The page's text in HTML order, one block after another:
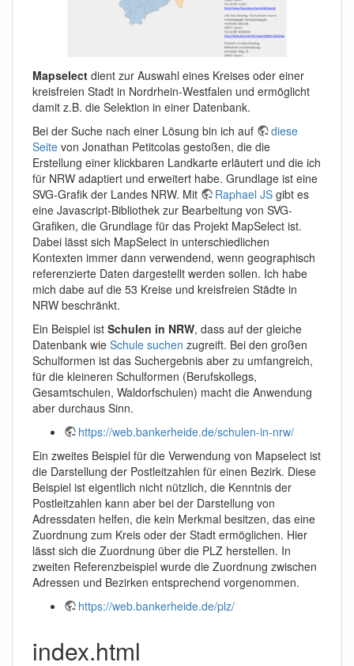
Mapselect dient zur Auswahl eines Kreises oder einer
kreisfreien Stadt in Nordrhein-Westfalen und ermöglicht
damit z.B. die Selektion in einer Datenbank.
Bei der Suche nach einer Lösung bin ich auf
diese
Seite von Jonathan Petitcolas gestoßen, die die
Erstellung einer klickbaren Landkarte erläutert und die ich
für NRW adaptiert und erweitert habe. Grundlage ist eine
SVG-Grafik der Landes NRW. Mit
Raphael JS gibt es
eine Javascript-Bibliothek zur Bearbeitung von SVG-
Grafiken, die Grundlage für das Projekt MapSelect ist.
Dabei lässt sich MapSelect in unterschiedlichen
Kontexten immer dann verwendend, wenn geographisch
referenzierte Daten dargestellt werden sollen. Ich habe
mich dabe auf die 53 Kreise und kreisfreien Städte in
NRW beschränkt.
Ein Beispiel ist Schulen in NRW, dass auf der gleiche
Datenbank wie Schule suchen zugreift. Bei den großen
Schulformen ist das Suchergebnis aber zu umfangreich,
für die kleineren Schulformen (Berufskollegs,
Gesamtschulen, Waldorfschulen) macht die Anwendung
aber durchaus Sinn.
https://web.bankerheide.de/schulen-in-nrw/
Ein zweites Beispiel für die Verwendung von Mapselect ist
die Darstellung der Postleitzahlen für einen Bezirk. Diese
Beispiel ist eigentlich nicht nützlich, die Kenntnis der
Postleitzahlen kann aber bei der Darstellung von
Adressdaten helfen, die kein Merkmal besitzen, das eine
Zuordnung zum Kreis oder der Stadt ermöglichen. Hier
lässt sich die Zuordnung über die PLZ herstellen. In
zweiten Referenzbeispiel wurde die Zuordnung zwischen
Adressen und Bezirken entsprechend vorgenommen.
https://web.bankerheide.de/plz/
index.html